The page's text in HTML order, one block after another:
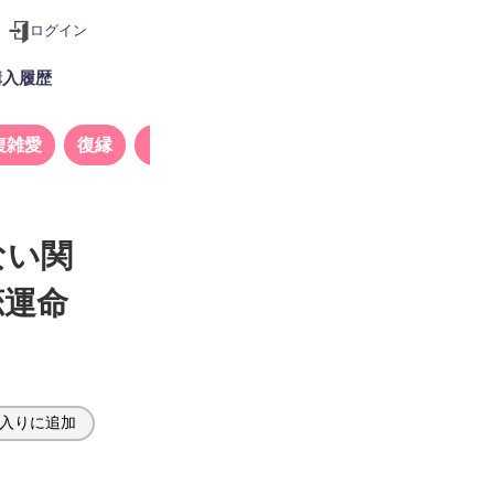
ログイン
履歴
雑愛 復縁
関
命
りに追加